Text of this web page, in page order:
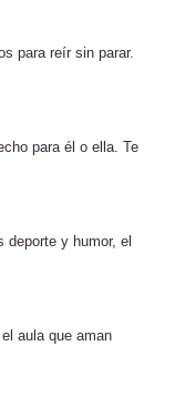
para reír sin parar.
para él o ella. Te
y humor, el
aula que aman